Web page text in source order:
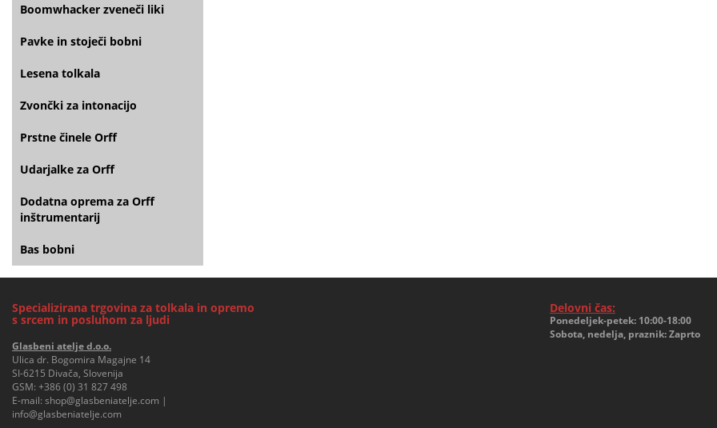
Boomwhacker zveneči liki
Pavke in stoječi bobni
Lesena tolkala
Zvončki za intonacijo
Prstne činele Orff
Udarjalke za Orff
Dodatna oprema za Orff
inštrumentarij
Bas bobni
Specializirana trgovina za tolkala in opremo
s srcem in posluhom za ljudi
Glasbeni atelje d.o.o.
Ulica dr. Bogomira Magajne 14
SI-6215 Divača, Slovenija
GSM: +386 (0) 31 827 498
E-mail: shop@glasbeniatelje.com |
info@glasbeniatelje.com
Delovni čas:
Ponedeljek-petek: 10:00-18:00
Sobota, nedelja, praznik: Zaprto